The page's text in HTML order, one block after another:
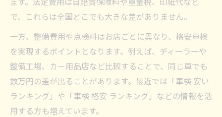
コスト削減したいならこの車検の方法が最適
車検コスト削減に最適な格安方法とは
格安車検の選び方と活用すべきサービス
見積もり比較でコストを抑えるポイント
安い車検を受けるための具体的手順紹介
ユーザー車検と格安業者の違いを解説
手頃な価格で安心車検を実現する秘訣
で、これらは全国どこでも大きな差がありません。
一方、整備費用や点検料はお店ごとに異なり、格安車検
を実現するポイントとなります。例えば、ディーラーや
整備工場、カー用品店など比較することで、同じ車でも
数万円の差が出ることがあります。最近では「車検 安い
ランキング」や「車検 格安 ランキング」などの情報を活
用する方も増えています。